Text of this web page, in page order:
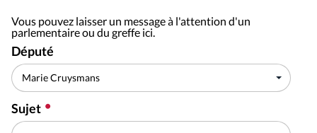
Vous pouvez laisser un message à l'attention d'un
parlementaire ou du greffe ici.
Député
Sujet